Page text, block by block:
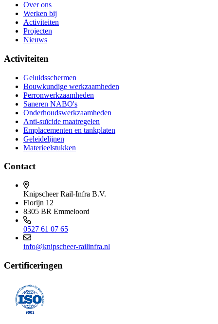
Over ons
Werken bij
Activiteiten
Projecten
Nieuws
Activiteiten
Geluidsschermen
Bouwkundige werkzaamheden
Perronwerkzaamheden
Saneren NABO's
Onderhoudswerkzaamheden
Anti-suïcide maatregelen
Emplacementen en tankplaten
Geleidelijnen
Materieelstukken
Contact
Knipscheer Rail-Infra B.V.
Florijn 12
8305 BR Emmeloord
0527 61 07 65
info@knipscheer-railinfra.nl
Certificeringen